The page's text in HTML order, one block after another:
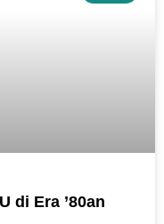
di Era ’80an